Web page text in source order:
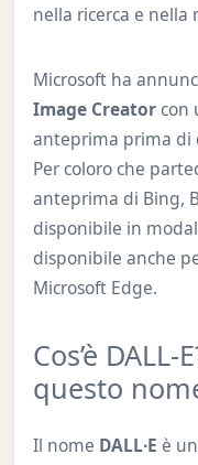
nella ricerca e nella
Microsoft ha
Image Creatorcon
anteprima prima di
Per coloro che
anteprima di Bing,
disponibile in
disponibile anche
Microsoft Edge.
Cos’è
questo
Il nome DALL∙E è